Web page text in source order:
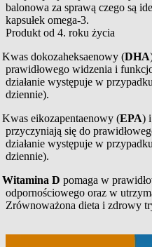
balonowa za sprawą czego są
kapsułek omega-3.
Produkt od 4. roku życia
Kwas dokozaheksaenowy (DHA
prawidłowego widzenia i
działanie występuje w
dziennie).
Kwas eikozapentaenowy (EPA)
przyczyniają się do
działanie występuje w
dziennie).
Witamina D pomaga w
odpornościowego oraz w
Zrównoważona dieta i zdrowy